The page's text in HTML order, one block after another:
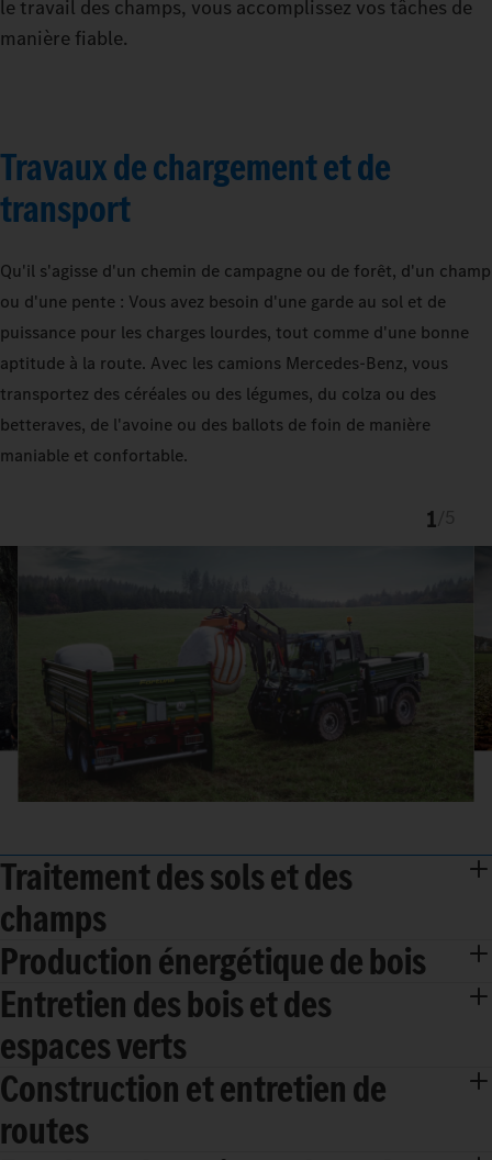
le travail des champs, vous accomplissez vos tâches de
manière fiable.
Travaux de chargement et de
transport
Qu'il s'agisse d'un chemin de campagne ou de forêt, d'un champ
ou d'une pente : Vous avez besoin d'une garde au sol et de
puissance pour les charges lourdes, tout comme d'une bonne
aptitude à la route. Avec les camions Mercedes‑Benz, vous
transportez des céréales ou des légumes, du colza ou des
betteraves, de l'avoine ou des ballots de foin de manière
maniable et confortable.
1
Traitement des sols et des
champs
Production énergétique de bois
Entretien des bois et des
espaces verts
Construction et entretien de
routes